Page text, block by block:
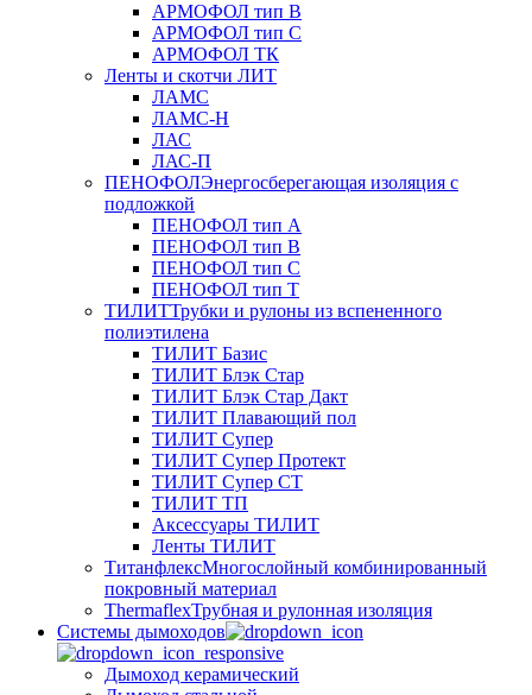
АРМОФОЛ тип В
АРМОФОЛ тип C
АРМОФОЛ ТК
Ленты и скотчи ЛИТ
ЛАМС
ЛАМС-Н
ЛАС
ЛАС-П
ПЕНОФОЛЭнергосберегающая изоляция с
подложкой
ПЕНОФОЛ тип А
ПЕНОФОЛ тип B
ПЕНОФОЛ тип C
ПЕНОФОЛ тип T
ТИЛИТТрубки и рулоны из вспененного
полиэтилена
ТИЛИТ Базис
ТИЛИТ Блэк Стар
ТИЛИТ Блэк Стар Дакт
ТИЛИТ Плавающий пол
ТИЛИТ Супер
ТИЛИТ Супер Протект
ТИЛИТ Супер СТ
ТИЛИТ ТП
Аксессуары ТИЛИТ
Ленты ТИЛИТ
ТитанфлексМногослойный комбинированный
покровный материал
ThermaflexТрубная и рулонная изоляция
Cистемы дымоходов
Дымоход керамический